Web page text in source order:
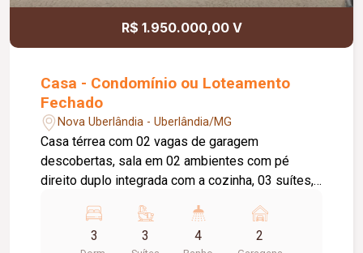
Aquecimento solar para todos as torneiras e
duchas, inclusive, para a ducha da área da piscina.
Aquecimento solar para piscina e spa. -
Acabamentos de alto padrão.
R$ 1.950.000,00 V
Casa - Condomínio ou Loteamento
Fechado
Nova Uberlândia - Uberlândia/MG
Casa térrea com 02 vagas de garagem
descobertas, sala em 02 ambientes com pé
direito duplo integrada com a cozinha, 03 suítes,
office com banheiro (podendo ser 4º suíte), área
gourmet, lavanderia separada com dispensa,
3 3 4 2